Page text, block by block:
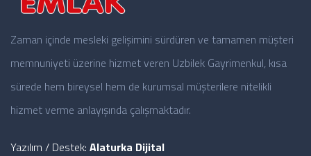
Zaman içinde mesleki gelişimini sürdüren ve tamamen müşteri
memnuniyeti üzerine hizmet veren Uzbilek Gayrimenkul, kısa
sürede hem bireysel hem de kurumsal müşterilere nitelikli
hizmet verme anlayışında çalışmaktadır.
Yazılım / Destek: Alaturka Dijital